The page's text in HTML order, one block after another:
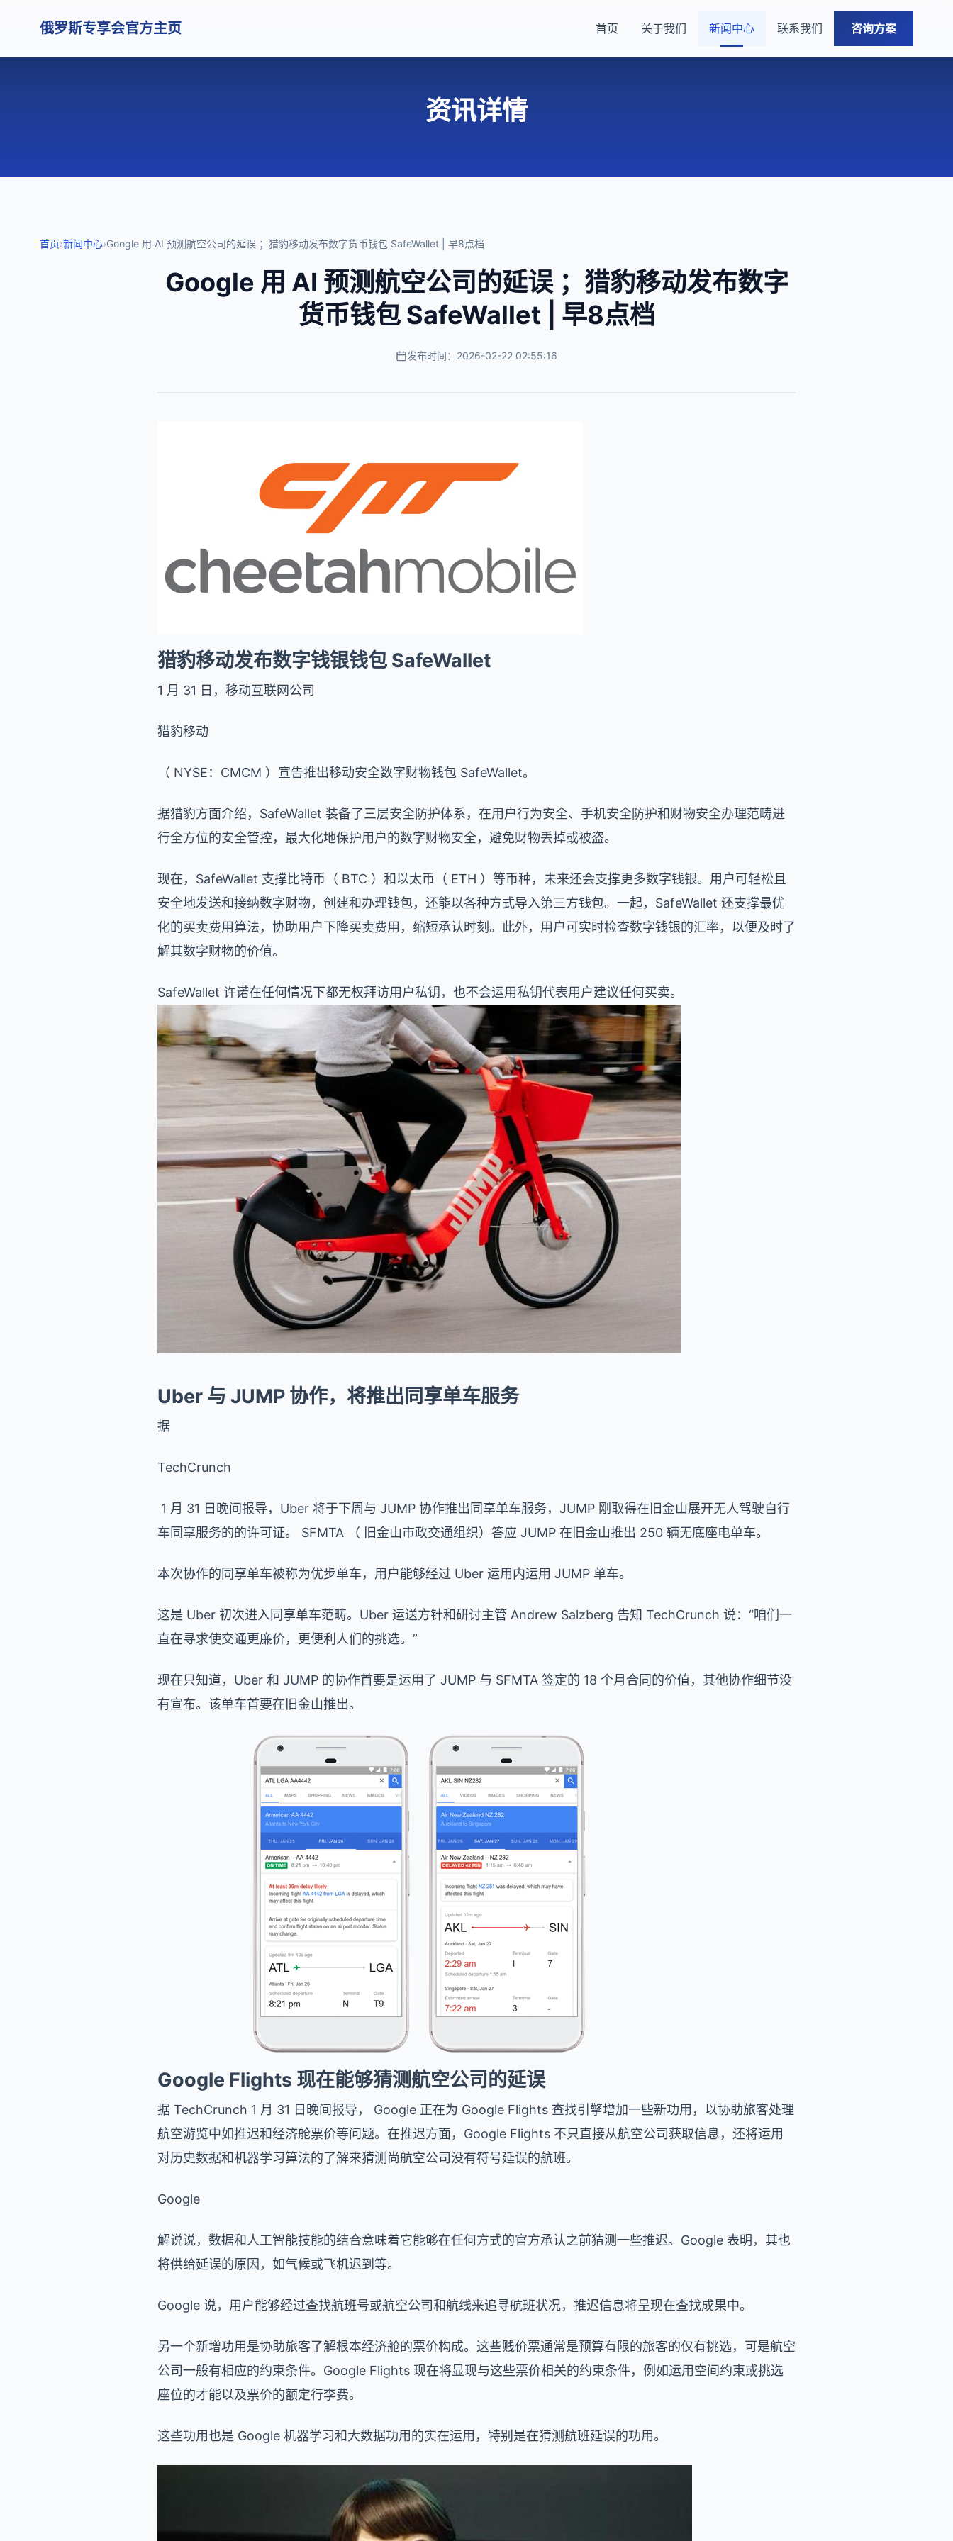
俄罗斯专享会官方主页 首页 关于我们 新闻中心 联系我们 咨询方案
资讯详情
首页›新闻中心›Google 用 AI 预测航空公司的延误 ；猎豹移动发布数字货币钱包 SafeWallet | 早8点档
Google 用 AI 预测航空公司的延误 ；猎豹移动发布数字
货币钱包 SafeWallet | 早8点档
发布时间：2026-02-22 02:55:16
猎豹移动发布数字钱银钱包 SafeWallet
1 月 31 日，移动互联网公司
猎豹移动
（ NYSE：CMCM ）宣告推出移动安全数字财物钱包 SafeWallet。
据猎豹方面介绍，SafeWallet 装备了三层安全防护体系，在用户行为安全、手机安全防护和财物安全办理范畴进
行全方位的安全管控，最大化地保护用户的数字财物安全，避免财物丢掉或被盗。
现在，SafeWallet 支撑比特币（ BTC ）和以太币（ ETH ）等币种，未来还会支撑更多数字钱银。用户可轻松且
安全地发送和接纳数字财物，创建和办理钱包，还能以各种方式导入第三方钱包。一起，SafeWallet 还支撑最优
化的买卖费用算法，协助用户下降买卖费用，缩短承认时刻。此外，用户可实时检查数字钱银的汇率，以便及时了
解其数字财物的价值。
SafeWallet 许诺在任何情况下都无权拜访用户私钥，也不会运用私钥代表用户建议任何买卖。
Uber 与 JUMP 协作，将推出同享单车服务
据
TechCrunch
1 月 31 日晚间报导，Uber 将于下周与 JUMP 协作推出同享单车服务，JUMP 刚取得在旧金山展开无人驾驶自行
车同享服务的的许可证。 SFMTA （ 旧金山市政交通组织）答应 JUMP 在旧金山推出 250 辆无底座电单车。
本次协作的同享单车被称为优步单车，用户能够经过 Uber 运用内运用 JUMP 单车。
这是 Uber 初次进入同享单车范畴。Uber 运送方针和研讨主管 Andrew Salzberg 告知 TechCrunch 说：“咱们一
直在寻求使交通更廉价，更便利人们的挑选。”
现在只知道，Uber 和 JUMP 的协作首要是运用了 JUMP 与 SFMTA 签定的 18 个月合同的价值，其他协作细节没
有宣布。该单车首要在旧金山推出。
Google Flights 现在能够猜测航空公司的延误
据 TechCrunch 1 月 31 日晚间报导， Google 正在为 Google Flights 查找引擎增加一些新功用，以协助旅客处理
航空游览中如推迟和经济舱票价等问题。在推迟方面，Google Flights 不只直接从航空公司获取信息，还将运用
对历史数据和机器学习算法的了解来猜测尚航空公司没有符号延误的航班。
Google
解说说，数据和人工智能技能的结合意味着它能够在任何方式的官方承认之前猜测一些推迟。Google 表明，其也
将供给延误的原因，如气候或飞机迟到等。
Google 说，用户能够经过查找航班号或航空公司和航线来追寻航班状况，推迟信息将呈现在查找成果中。
另一个新增功用是协助旅客了解根本经济舱的票价构成。这些贱价票通常是预算有限的旅客的仅有挑选，可是航空
公司一般有相应的约束条件。Google Flights 现在将显现与这些票价相关的约束条件，例如运用空间约束或挑选
座位的才能以及票价的额定行李费。
这些功用也是 Google 机器学习和大数据功用的实在运用，特别是在猜测航班延误的功用。